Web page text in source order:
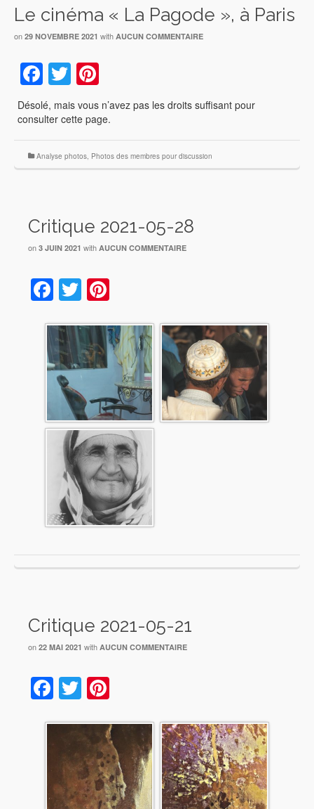
Le cinéma « La Pagode », à Paris
on 29 NOVEMBRE 2021 with AUCUN COMMENTAIRE
Facebook
Twitter
Désolé, mais vous n’avez pas les droits suffisant pour
consulter cette page.
Analyse photos, Photos des membres pour discussion
Critique 2021-05-28
on 3 JUIN 2021 with AUCUN COMMENTAIRE
Facebook
Twitter
Critique 2021-05-21
on 22 MAI 2021 with AUCUN COMMENTAIRE
Facebook
Twitter